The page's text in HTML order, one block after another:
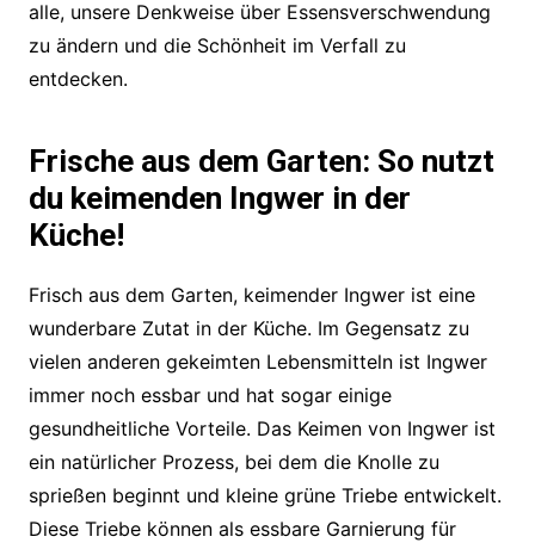
alle, unsere Denkweise über Essensverschwendung
zu ändern und die Schönheit im Verfall zu
entdecken.
Frische aus dem Garten: So nutzt
du keimenden Ingwer in der
Küche!
Frisch aus dem Garten, keimender Ingwer ist eine
wunderbare Zutat in der Küche. Im Gegensatz zu
vielen anderen gekeimten Lebensmitteln ist Ingwer
immer noch essbar und hat sogar einige
gesundheitliche Vorteile. Das Keimen von Ingwer ist
ein natürlicher Prozess, bei dem die Knolle zu
sprießen beginnt und kleine grüne Triebe entwickelt.
Diese Triebe können als essbare Garnierung für